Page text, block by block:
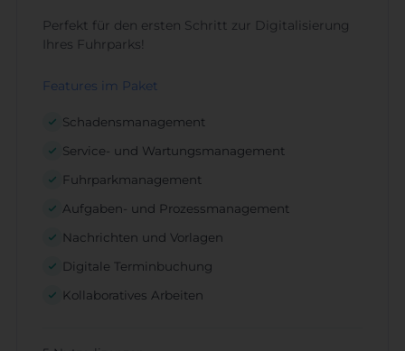
Perfekt für den ersten Schritt zur Digitalisierung
Ihres Fuhrparks!
Features im Paket
Schadensmanagement
Service- und Wartungsmanagement
Fuhrparkmanagement
Aufgaben- und Prozessmanagement
Nachrichten und Vorlagen
Digitale Terminbuchung
Kollaboratives Arbeiten